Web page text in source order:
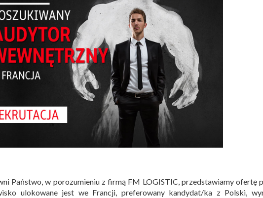
Państwo, w porozumieniu z firmą FM LOGISTIC, przedstawiamy ofertę
ulokowane jest we Francji, preferowany kandydat/ka z Polski,